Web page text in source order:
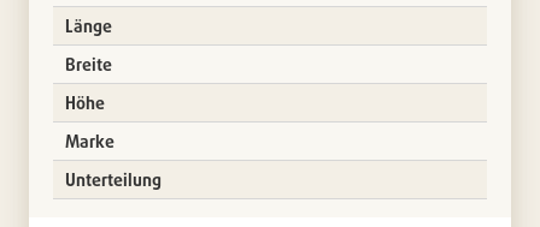
Länge
Breite
Höhe
Marke
Unterteilung